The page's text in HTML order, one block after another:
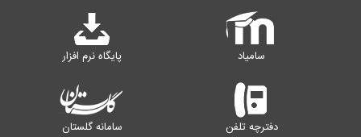
سامیاد پایگاه نرم افزار
دفترچه تلفن سامانه گلستان